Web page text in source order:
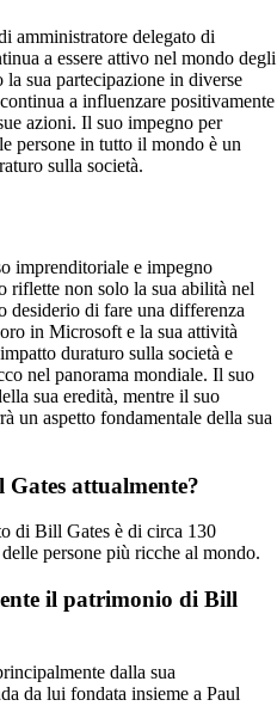
amministratore delegato di
a essere attivo nel mondo degli
sua partecipazione in diverse
a influenzare positivamente
azioni. Il suo impegno per
persone in tutto il mondo è un
sulla società.
imprenditoriale e impegno
non solo la sua abilità nel
desiderio di fare una differenza
in Microsoft e la sua attività
duraturo sulla società e
nel panorama mondiale. Il suo
sua eredità, mentre il suo
un aspetto fondamentale della sua
attualmente?
di Bill Gates è di circa 130
persone più ricche al mondo.
il patrimonio di Bill
dalla sua
da lui fondata insieme a Paul